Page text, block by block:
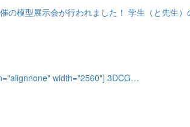
の模型展示会が行われました！ 学生（と先生
width="2560"] 3DCG…